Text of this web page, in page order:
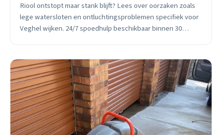
Riool ontstopt maar stank blijft? Lees over oorzaken zoals
lege watersloten en ontluchtingsproblemen specifiek voor
Veghel wijken. 24/7 spoedhulp beschikbaar binnen 30